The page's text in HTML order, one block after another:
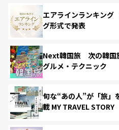
エアラインランキン
グ形式で発表
Next韓国旅 次の韓国
グルメ・テクニック
旬な“あの人”が「旅」
載 MY TRAVEL STORY